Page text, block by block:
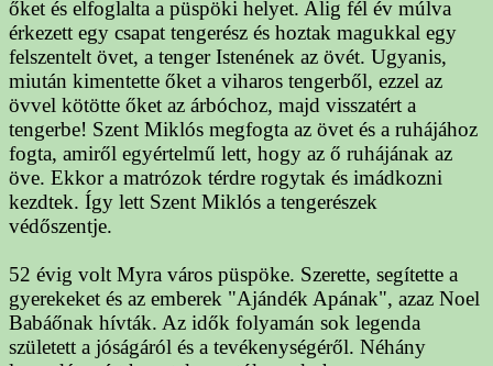
őket és elfoglalta a püspöki helyet. Alig fél év múlva
érkezett egy csapat tengerész és hoztak magukkal egy
felszentelt övet, a tenger Istenének az övét. Ugyanis,
miután kimentette őket a viharos tengerből, ezzel az
övvel kötötte őket az árbóchoz, majd visszatért a
tengerbe! Szent Miklós megfogta az övet és a ruhájához
fogta, amiről egyértelmű lett, hogy az ő ruhájának az
öve. Ekkor a matrózok térdre rogytak és imádkozni
kezdtek. Így lett Szent Miklós a tengerészek
védőszentje.
52 évig volt Myra város püspöke. Szerette, segítette a
gyerekeket és az emberek "Ajándék Apának", azaz Noel
Babáőnak hívták. Az idők folyamán sok legenda
született a jóságáról és a tevékenységéről. Néhány